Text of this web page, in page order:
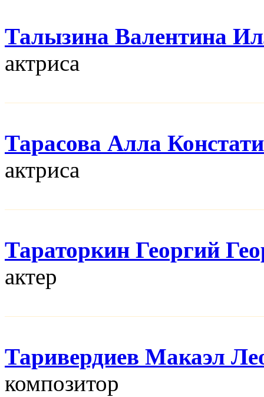
Талызина Валентина
актриса
Тарасова Алла
актриса
Тараторкин Георгий
актер
Таривердиев Макаэл
композитор